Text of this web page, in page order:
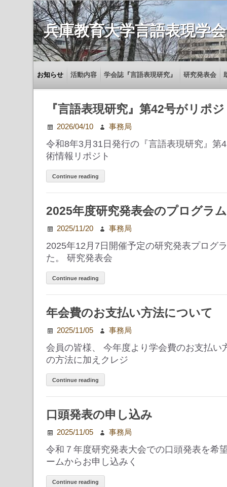
兵庫教育大学言語表現学会
お知らせ 活動内容 学会誌『言語表現研究』 研究発表会
『言語表現研究』第42号がリポ
2026/04/10 事務局
令和8年3月31日発行の『言語表現研究』第
術情報リポジト
Continue reading
2025年度研究発表会のプログラム
2025/11/20 事務局
2025年12月7日開催予定の研究発表プログ
た。 研究発表会
Continue reading
年会費のお支払い方法について
2025/11/05 事務局
会員の皆様、 今年度より学会費のお支払い
の方法に加えクレジ
Continue reading
口頭発表の申し込み
2025/11/05 事務局
令和７年度研究発表大会での口頭発表を希
ームからお申し込みく
Continue reading